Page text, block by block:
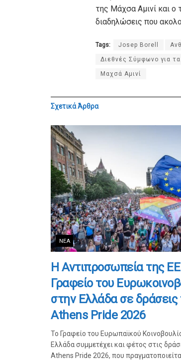
της Μάχσα Αμινί και ο
διαδηλώσεις που
Tags: Josep Borell
Διεθνές Σύμφωνο για
Μαχσά Αμινί
ΣχετικάΆρθρα
ΝΈΑ
Η Αντιπροσωπεία της
Γραφείο του
στην Ελλάδα σε δράσεις
Athens Pride 2026
Το Γραφείο του Ευρωπαϊκού
Ελλάδα συμμετέχει και φέτος στις
Athens Pride 2026, που πραγματοποιείται